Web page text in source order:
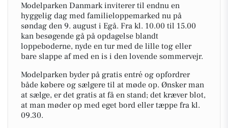
Modelparken Danmark inviterer til endnu en
hyggelig dag med familieloppemarked nu på
søndag den 9. august i Egå. Fra kl. 10.00 til 15.00
kan besøgende gå på opdagelse blandt
loppeboderne, nyde en tur med de lille tog eller
bare slappe af med en is i den lovende sommervejr.
Modelparken byder på gratis entré og opfordrer
både købere og sælgere til at møde op. Ønsker man
at sælge, er det gratis at få en stand; det kræver blot,
at man møder op med eget bord eller tæppe fra kl.
09.30.